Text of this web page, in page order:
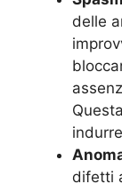
delle
difetti